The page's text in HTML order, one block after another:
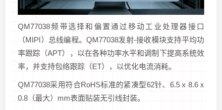
QM77038频带选择和偏置通过移动工业处理器接口
（MIPI）总线编程。QM77038发射-接收模块支持平均功
率跟踪（APT），以在各种功率水平和调制下提高系统效
率，并支持包络跟踪（ET），以优化电流消耗。
QM77038采用符合RoHS标准的紧凑型62针、6.5 x 8.6 x
0.8（最大）mm表面贴装无引线封装。